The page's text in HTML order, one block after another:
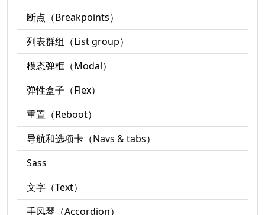
断点（Breakpoints）
列表群组（List group）
模态弹框（Modal）
弹性盒子（Flex）
重置（Reboot）
导航和选项卡（Navs & tabs）
Sass
文字（Text）
手风琴（Accordion）